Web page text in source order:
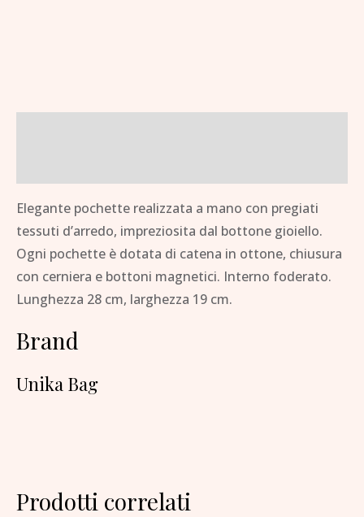
Elegante pochette realizzata a mano con pregiati
tessuti d’arredo, impreziosita dal bottone gioiello.
Ogni pochette è dotata di catena in ottone, chiusura
con cerniera e bottoni magnetici. Interno foderato.
Lunghezza 28 cm, larghezza 19 cm.
Brand
Unika Bag
Prodotti correlati